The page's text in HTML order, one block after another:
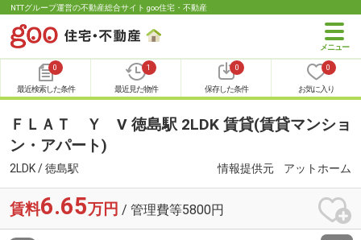
NTTグループ運営の不動産総合サイト goo住宅・不動産
0
最近検索した条件
1
最近見た物件
0
保存した条件
0
お気に入り
ＦＬＡＴ Ｙ Ⅴ 徳島駅 2LDK 賃貸(賃貸マンショ
ン・アパート)
2LDK / 徳島駅 情報提供元 アットホーム
賃料6.65万円 / 管理費等5800円